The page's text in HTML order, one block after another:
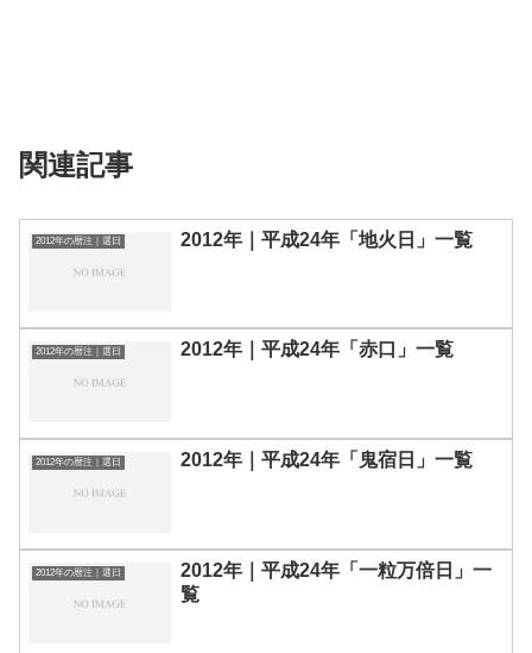
関連記事
2012年の暦注｜選日 2012年｜平成24年「地火日」一覧
2012年の暦注｜選日 2012年｜平成24年「赤口」一覧
2012年の暦注｜選日 2012年｜平成24年「鬼宿日」一覧
2012年の暦注｜選日
2012年｜平成24年「一粒万倍日」一
覧